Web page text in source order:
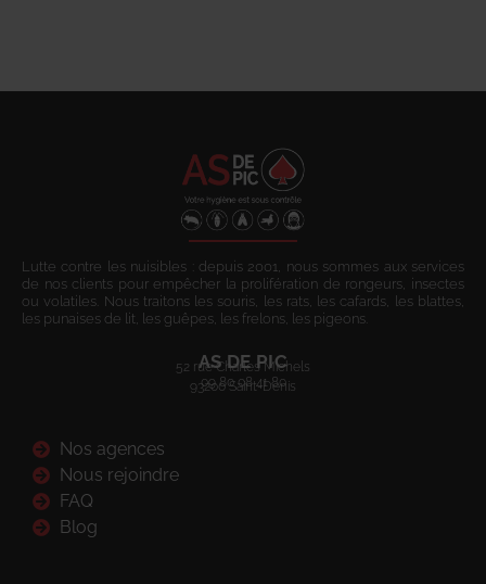
Lutte contre les nuisibles : depuis 2001, nous sommes aux services
de nos clients pour empêcher la prolifération de rongeurs, insectes
ou volatiles. Nous traitons les souris, les rats, les cafards, les blattes,
les punaises de lit, les guêpes, les frelons, les pigeons.
AS DE PIC
52 rue Charles Michels
93200 Saint-Denis
09 80 08 41 80
Nos agences
Nous rejoindre
FAQ
Blog